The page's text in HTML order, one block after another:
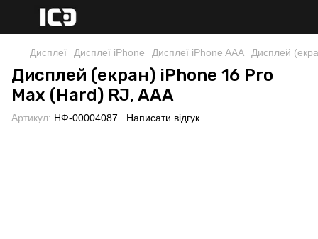
Дисплеї Дисплеї iPhone Дисплеї iPhone AAA Дисплей
Дисплей (екран) iPhone 16 Pro
Max (Hard) RJ, AAA
Артикул: НФ-00004087 Написати відгук